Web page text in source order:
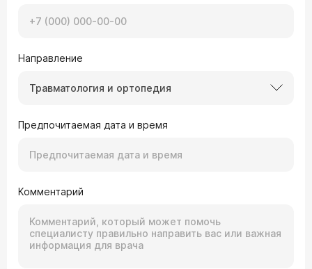
Направление
Травматология и ортопедия
Предпочитаемая дата и время
Комментарий